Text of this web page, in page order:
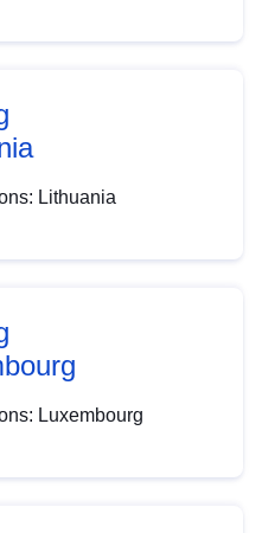
Lithuania
Luxembourg